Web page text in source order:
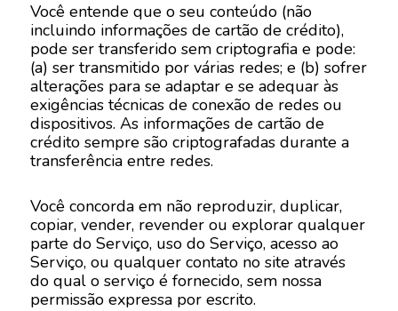
Você entende que o seu conteúdo (não
incluindo informações de cartão de crédito),
pode ser transferido sem criptografia e pode:
(a) ser transmitido por várias redes; e (b) sofrer
alterações para se adaptar e se adequar às
exigências técnicas de conexão de redes ou
dispositivos. As informações de cartão de
crédito sempre são criptografadas durante a
transferência entre redes.
Você concorda em não reproduzir, duplicar,
copiar, vender, revender ou explorar qualquer
parte do Serviço, uso do Serviço, acesso ao
Serviço, ou qualquer contato no site através
do qual o serviço é fornecido, sem nossa
permissão expressa por escrito.